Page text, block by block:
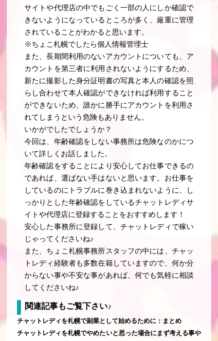
サイトや代理店の中でもごく一部の人にしか確認で
きないようになっているところが多く、厳重に管理
されていることがわかると思います。
※ちょこ札幌でしたら個人情報管理士
また、長期間利用のないアカウントについても、ア
カウントを第三者に利用されないようにするため、
新たに撮影した身分証明書の写真と本人の確認を照
らし合わせて本人確認ができなければ利用すること
ができないため、誰かに勝手にアカウントを利用さ
れてしまうという危険もありません。
いかがでしたでしょうか？
今回は、年齢確認をしない事務所は危険なのかにつ
いて詳しくお話しました。
年齢確認をすることにより安心してお仕事できるの
であれば、選ばない手はないと思います。お仕事を
しているのにトラブルに巻き込まれないように、し
っかりとした年齢確認をしているチャットレディサ
イトや代理店に登録することをおすすめします！
安心した事務所に登録して、チャットレディで稼い
じゃってくださいね♪
また、ちょこ札幌事務所スタッフの中には、チャッ
トレディ経験者も多数在籍していますので、何か分
からない事や不安な事があれば、何でも気軽に相談
してくださいね♪
関連記事もご覧下さい♪
チャットレディを札幌で副業として始めるために：まとめ
チャットレディを札幌でやめたいと思った場合にまず考える事や